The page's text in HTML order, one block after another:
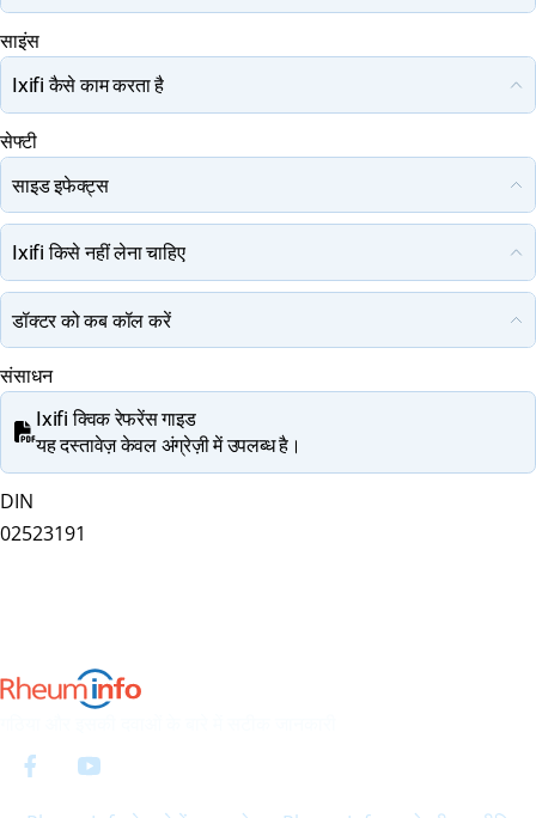
साइंस
Ixifi कैसे काम करता है
सेफ्टी
साइड इफेक्ट्स
Ixifi किसे नहीं लेना चाहिए
डॉक्टर को कब कॉल करें
संसाधन
Ixifi क्विक रेफरेंस गाइड
यह दस्तावेज़ केवल अंग्रेज़ी में उपलब्ध है।
DIN
02523191